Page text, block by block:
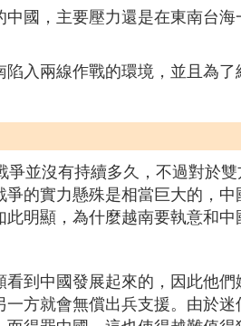
國，主要壓力還是在東南台海
入兩線作戰的環境，並且為了
並沒有持續多久，不過對於
的實力懸殊是相當巨大的，中
明顯，為什麼越南要執意和中
到中國發展起來的，因此他們
方就會無償出兵支援。由於迷